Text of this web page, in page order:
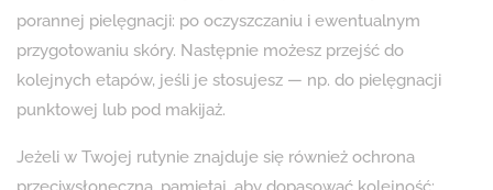
porannej pielęgnacji: po oczyszczaniu i ewentualnym
przygotowaniu skóry. Następnie możesz przejść do
kolejnych etapów, jeśli je stosujesz — np. do pielęgnacji
punktowej lub pod makijaż.
Jeżeli w Twojej rutynie znajduje się również ochrona